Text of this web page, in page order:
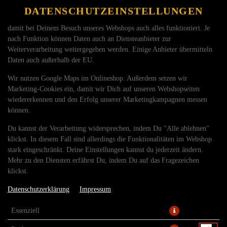
DE
SPRACHE ÄNDERN
TOR-TILLIA BBQ
DATENSCHUTZEINSTELLUNGEN
Wir nutzen Cookies und Dienste Dritter, um unseren Onlineshop zu
damit bei Deinem Besuch unseres Webshops auch alles funktioniert. Je
nach Funktion können Daten auch an Diensteanbieter zur
Weiterverarbeitung weitergegeben werden. Einige Anbieter übermitteln
Daten auch außerhalb der EU.
Wir nutzen Google Maps im Onlineshop. Außerdem setzen wir
Marketing-Cookies ein, damit wir Dich auf unseren Webshopseiten
wiedererkennen und den Erfolg unserer Marketingkampagnen messen
können.
Du kannst der Verarbeitung widersprechen, indem Du "Alle ablehnen"
klickst. In diesem Fall sind allerdings die Funktionalitäten im Webshop
stark eingeschränkt. Deine Einstellungen kannst du jederzeit ändern.
Mehr zu den Diensten erfährst Du, indem Du auf das Fragezeichen
klickst.
Datenschutzerklärung Impressum
Essenziell